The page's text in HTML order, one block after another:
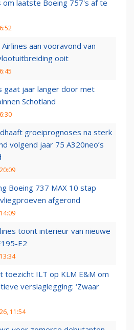
om laatste Boeing 757's af te
Airlines aan vooravond van
ooit
gaat jaar langer door met
Schotland
groeiprognoses na sterk
volgend jaar 75 A320neo’s
Boeing 737 MAX 10 stap
afgerond
toont interieur van nieuwe
E2
toezicht ILT op KLM E&M om
verslaglegging: ‘Zwaar
11:54